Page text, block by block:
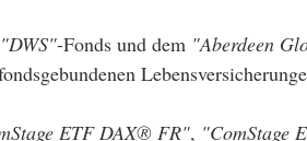
"DWS"-Fonds und dem "Aberdeen
ETF DAX® FR", "ComStage